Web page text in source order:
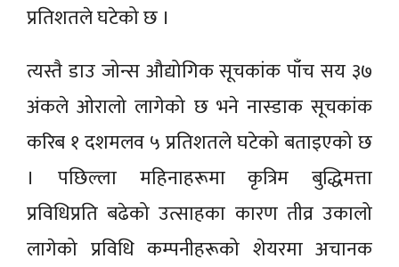
प्रतिशतले घटेको छ ।
त्यस्तै डाउ जोन्स औद्योगिक सूचकांक पाँच सय ३७
अंकले ओरालो लागेको छ भने नास्डाक सूचकांक
करिब १ दशमलव ५ प्रतिशतले घटेको बताइएको छ
। पछिल्ला महिनाहरूमा कृत्रिम बुद्धिमत्ता
प्रविधिप्रति बढेको उत्साहका कारण तीव्र उकालो
लागेको प्रविधि कम्पनीहरूको शेयरमा अचानक